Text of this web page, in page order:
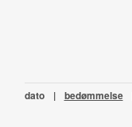
dato | bedømmelse